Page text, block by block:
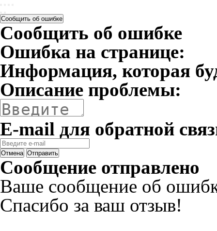
Сообщить об ошибке
Сообщить об ошибке
Ошибка на странице:
Информация, которая
Описание проблемы:
E-mail для обратной
Отмена Отправить
Сообщение отправлено
Ваше сообщение об
Спасибо за ваш отзыв!